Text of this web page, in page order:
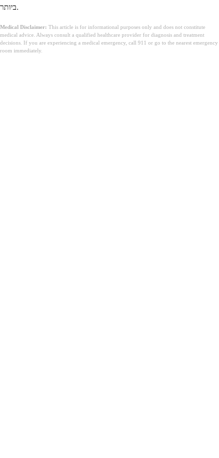
ביותר.
Medical Disclaimer: This article is for informational purposes only and does not constitute
medical advice. Always consult a qualified healthcare provider for diagnosis and treatment
decisions. If you are experiencing a medical emergency, call 911 or go to the nearest emergency
room immediately.